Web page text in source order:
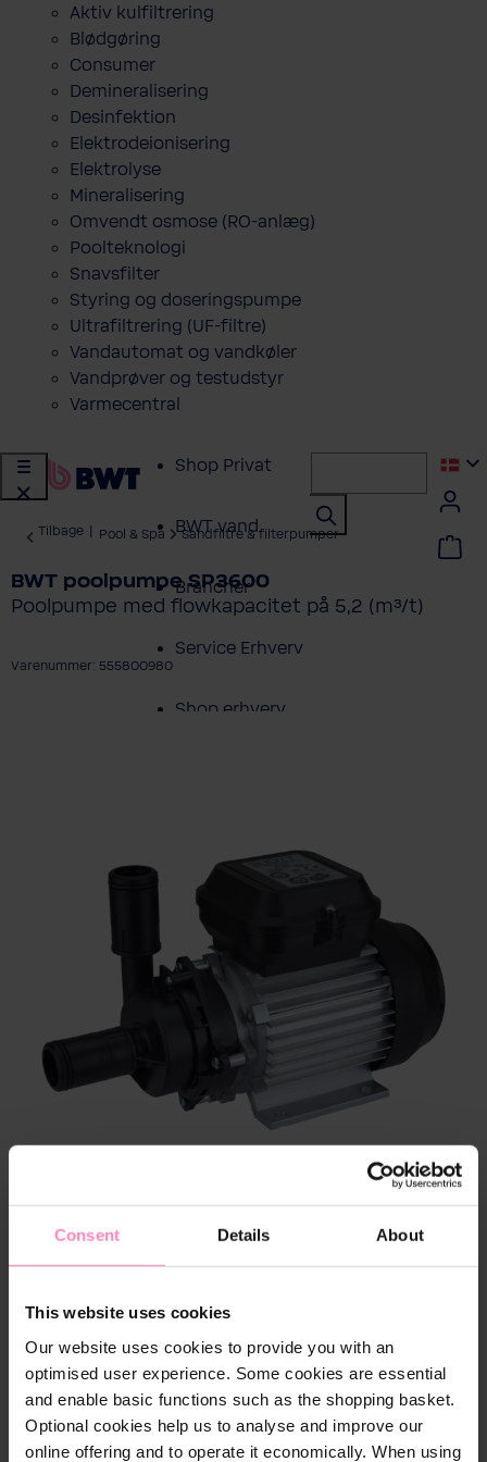
Consent Details About
This website uses cookies
Our website uses cookies to provide you with an
optimised user experience. Some cookies are essential
and enable basic functions such as the shopping basket.
Optional cookies help us to analyse and improve our
online offering and to operate it economically. When using
Aktiv kulfiltrering
Blødgøring
Consumer
Demineralisering
Desinfektion
Elektrodeionisering
Elektrolyse
Mineralisering
Omvendt osmose (RO-anlæg)
Poolteknologi
Snavsfilter
Styring og doseringspumpe
Ultrafiltrering (UF-filtre)
Vandautomat og vandkøler
Vandprøver og testudstyr
Varmecentral
Shop Privat
BWT vand
Brancher
Service Erhverv
Shop erhverv
Tilbage Pool & Spa Sandfiltre & filterpumper
BWT poolpumpe SP3600
Poolpumpe med flowkapacitet på 5,2 (m³/t)
Varenummer: 555800980
Vælg
Model
SP3600